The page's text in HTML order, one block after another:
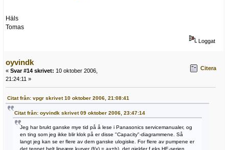
Häls
Tomas
Loggat
oyvindk
« Svar #14 skrivet: 10 oktober 2006,
21:24:11 »
Citera
Citat från: vpgr skrivet 10 oktober 2006, 21:08:41
Citat från: oyvindk skrivet 09 oktober 2006, 23:47:14
Jeg har brukt ganske mye tid på å lese i Panasonics servicemanualer, og
en ting som jeg ikke blir klok på er disse "Capacity"-diagrammene. Så
langt jeg kan se er flere av dem ganske ulogiske. For flere av pumpene er